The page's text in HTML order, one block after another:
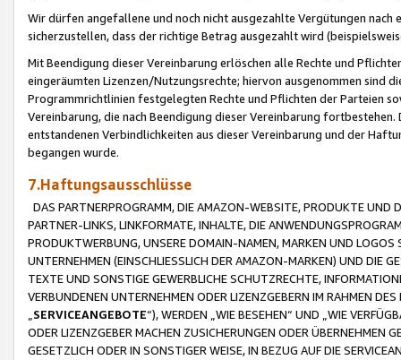
Wir dürfen angefallene und noch nicht ausgezahlte Vergütungen
sicherzustellen, dass der richtige Betrag ausgezahlt wird
Mit Beendigung dieser Vereinbarung erlöschen alle Rechte und
eingeräumten Lizenzen/Nutzungsrechte; hiervon ausgenommen sind
Programmrichtlinien festgelegten Rechte und Pflichten der Parteien
Vereinbarung, die nach Beendigung dieser Vereinbarung
entstandenen Verbindlichkeiten aus dieser Vereinbarung und der
begangen wurde.
7.Haftungsausschlüsse
DAS PARTNERPROGRAMM, DIE AMAZON-WEBSITE, PRODUKTE UND
PARTNER-LINKS, LINKFORMATE, INHALTE, DIE
PRODUKTWERBUNG, UNSERE DOMAIN-NAMEN, MARKEN UND
UNTERNEHMEN (EINSCHLIESSLICH DER AMAZON-MARKEN) UND DIE
TEXTE UND SONSTIGE GEWERBLICHE SCHUTZRECHTE,
VERBUNDENEN UNTERNEHMEN ODER LIZENZGEBERN IM RAHMEN
SERVICEANGEBOTE“), WERDEN „WIE BESEHEN“ UND „WIE
ODER LIZENZGEBER MACHEN ZUSICHERUNGEN ODER ÜBERNEHMEN
GESETZLICH ODER IN SONSTIGER WEISE, IN BEZUG AUF DIE